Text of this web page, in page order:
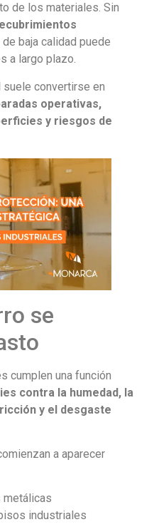
de los materiales. Sin
baja calidad puede
a largo plazo.
suele convertirse en
operativas,
y riesgos de
se
cumplen una función
contra la humedad, la
y el desgaste
a aparecer
metálicas
industriales